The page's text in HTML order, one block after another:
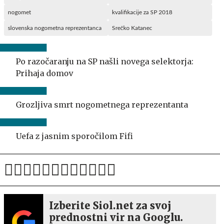
nogomet kvalifikacije za SP 2018
slovenska nogometna reprezentanca Srečko Katanec
Po razočaranju na SP našli novega selektorja:
Prihaja domov
Grozljiva smrt nogometnega reprezentanta
Uefa z jasnim sporočilom Fifi
Izberite Siol.net za svoj
prednostni vir na Googlu.